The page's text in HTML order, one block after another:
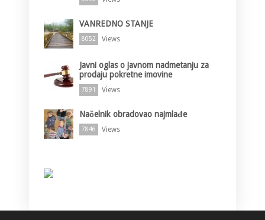
VANREDNO STANJE
8052 Views
Javni oglas o javnom nadmetanju za
prodaju pokretne imovine
7891 Views
Načelnik obradovao najmlađe
7846 Views